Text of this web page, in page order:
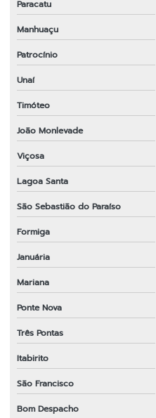
Paracatu
Manhuaçu
Patrocínio
Unaí
Timóteo
João Monlevade
Viçosa
Lagoa Santa
São Sebastião do Paraíso
Formiga
Januária
Mariana
Ponte Nova
Três Pontas
Itabirito
São Francisco
Bom Despacho